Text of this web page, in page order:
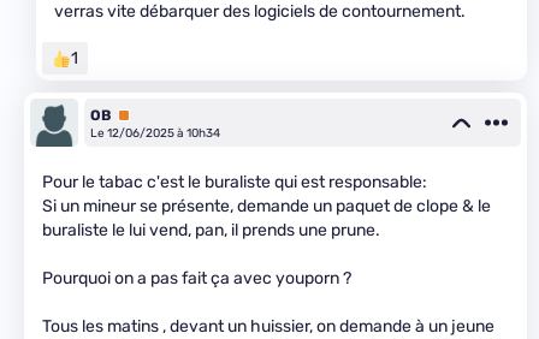
verras vite débarquer des logiciels de contournement.
1
OB Premium
Le 12/06/2025 à 10h34
Pour le tabac c'est le buraliste qui est responsable:
Si un mineur se présente, demande un paquet de clope & le
buraliste le lui vend, pan, il prends une prune.
Pourquoi on a pas fait ça avec youporn ?
Tous les matins , devant un huissier, on demande à un jeune